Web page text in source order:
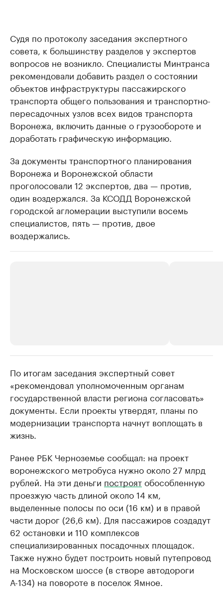
Судя по протоколу заседания экспертного
совета, к большинству разделов у экспертов
вопросов не возникло. Специалисты Минтранса
рекомендовали добавить раздел о состоянии
объектов инфраструктуры пассажирского
транспорта общего пользования и транспортно-
пересадочных узлов всех видов транспорта
Воронежа, включить данные о грузообороте и
доработать графическую информацию.
За документы транспортного планирования
Воронежа и Воронежской области
проголосовали 12 экспертов, два — против,
один воздержался. За КСОДД Воронежской
городской агломерации выступили восемь
специалистов, пять — против, двое
воздержались.
Делитесь новостями бизнеса на РБК
Управляйте страницей компании и развивайте личные
бренды спикеров бизнеса
Посмотрите
По итогам заседания экспертный совет
«рекомендовал уполномоченным органам
государственной власти региона согласовать»
документы. Если проекты утвердят, планы по
модернизации транспорта начнут воплощать в
жизнь.
Ранее РБК Черноземье сообщал: на проект
воронежского метробуса нужно около 27 млрд
рублей. На эти деньги построятобособленную
проезжую часть длиной около 14 км,
выделенные полосы по оси (16 км) и в правой
части дорог (26,6 км). Для пассажиров создадут
62 остановки и 110 комплексов
специализированных посадочных площадок.
Также нужно будет построить новый путепровод
на Московском шоссе (в створе автодороги
А-134) на повороте в поселок Ямное.